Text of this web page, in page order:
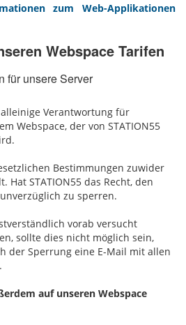
zum Web-Applikationen
Webspace Tarifen
für unsere Server
Verantwortung für
Webspace, der von STATION55
Bestimmungen zuwider
Hat STATION55 das Recht, den
zu sperren.
vorab versucht
sollte dies nicht möglich sein,
der Sperrung eine E-Mail mit allen
auf unseren Webspace